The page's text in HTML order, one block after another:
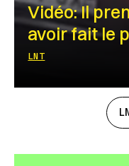
Vidéo: Il
avoir fait le
LNT